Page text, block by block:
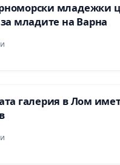
младежки
за младите на Варна
галерия в Лом